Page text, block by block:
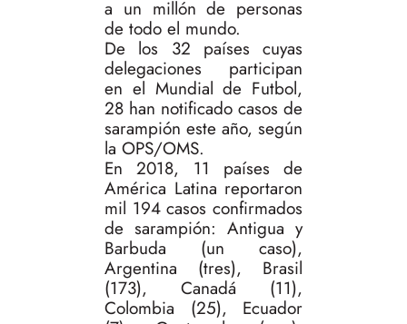
a un millón de personas
de todo el mundo.
De los 32 países cuyas
delegaciones participan
en el Mundial de Futbol,
28 han notificado casos de
sarampión este año, según
la OPS/OMS.
En 2018, 11 países de
América Latina reportaron
mil 194 casos confirmados
de sarampión: Antigua y
Barbuda (un caso),
Argentina (tres), Brasil
(173), Canadá (11),
Colombia (25), Ecuador